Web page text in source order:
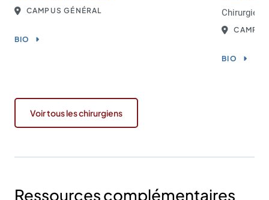
CAMPUS GÉNÉRAL
BIO
Chirurgien
BIO
Voir tous les chirurgiens
Ressources complémentaires